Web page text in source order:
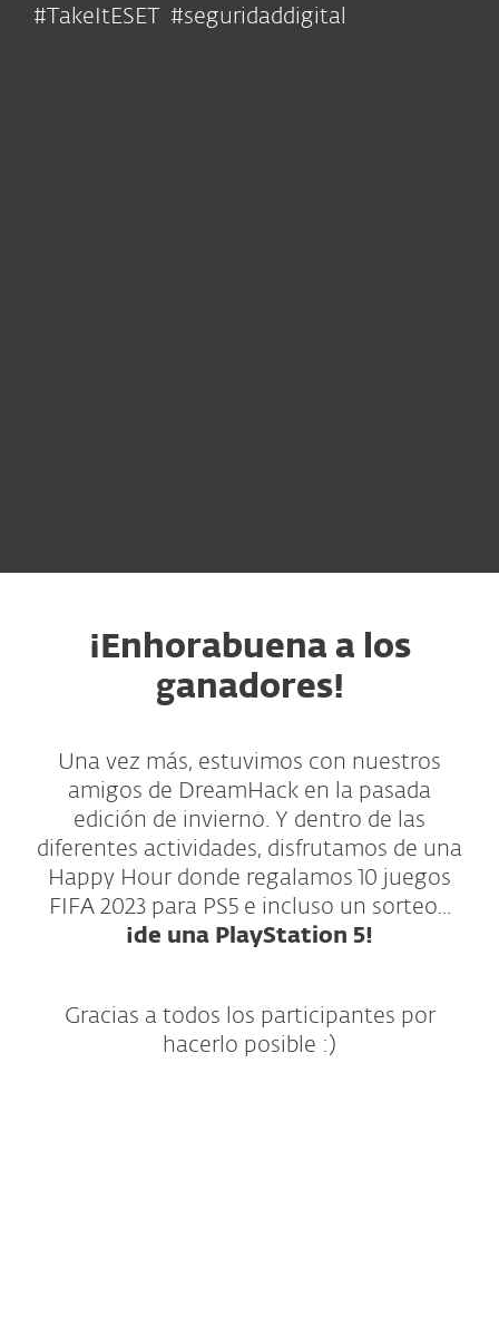
#TakeItESET #seguridaddigital
¡Enhorabuena a los
ganadores!
Una vez más, estuvimos con nuestros
amigos de DreamHack en la pasada
edición de invierno. Y dentro de las
diferentes actividades, disfrutamos de una
Happy Hour donde regalamos 10 juegos
FIFA 2023 para PS5 e incluso un sorteo...
¡de una PlayStation 5!
Gracias a todos los participantes por
hacerlo posible :)